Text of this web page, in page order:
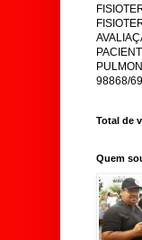
98868/
Total de
Quem